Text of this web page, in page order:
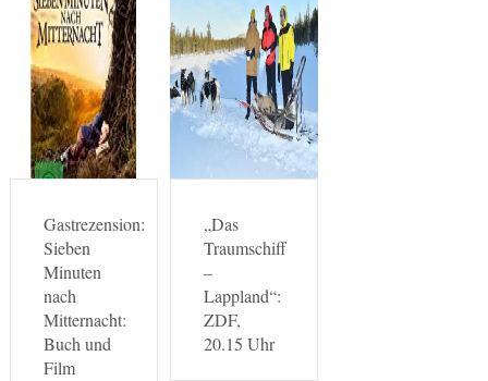
Gastrezension:
Sieben
Minuten
nach
Mitternacht:
Buch und
Film
„Das
Traumschiff
–
Lappland“:
ZDF,
20.15 Uhr